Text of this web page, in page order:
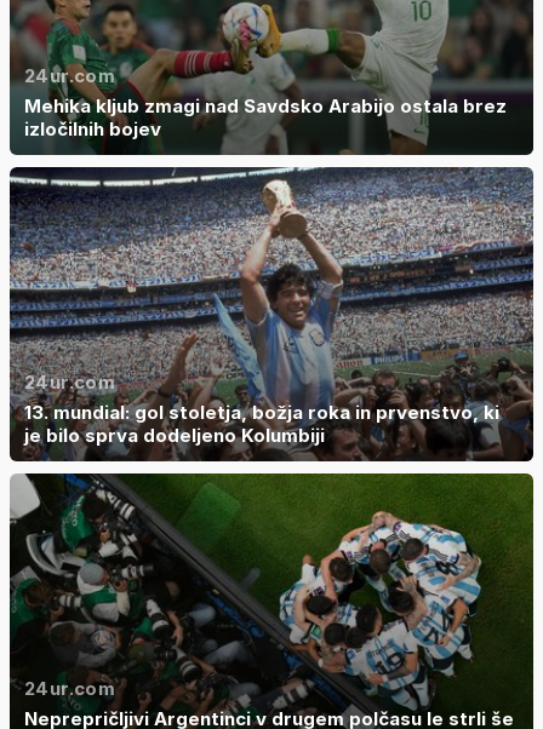
24ur.com
Mehika kljub zmagi nad Savdsko Arabijo ostala brez
izločilnih bojev
24ur.com
13. mundial: gol stoletja, božja roka in prvenstvo, ki
je bilo sprva dodeljeno Kolumbiji
24ur.com
Neprepričljivi Argentinci v drugem polčasu le strli še